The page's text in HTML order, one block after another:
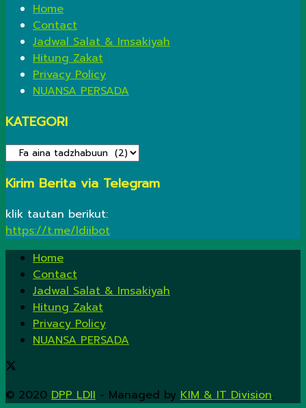
Home
Contact
Jadwal Salat & Imsakiyah
Hitung Zakat
Privacy Policy
NUANSA PERSADA
KATEGORI
KATEGORI
Kirim Berita via Telegram
klik tautan berikut:
https://t.me/ldiibot
Home
Contact
Jadwal Salat & Imsakiyah
Hitung Zakat
Privacy Policy
NUANSA PERSADA
© 2020 DPP LDII - Managed by KIM & IT Division.